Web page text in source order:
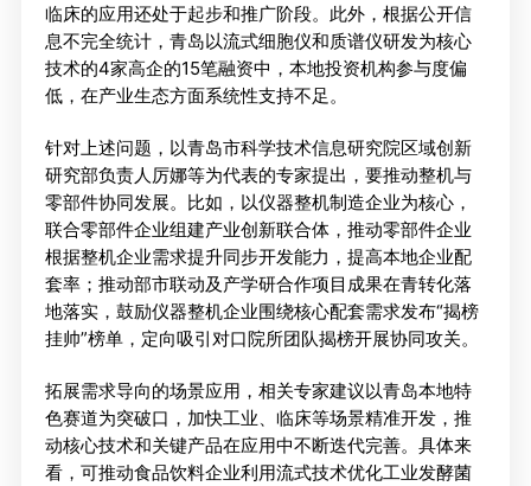
临床的应用还处于起步和推广阶段。此外，根据公开信
息不完全统计，青岛以流式细胞仪和质谱仪研发为核心
技术的4家高企的15笔融资中，本地投资机构参与度偏
低，在产业生态方面系统性支持不足。
针对上述问题，以青岛市科学技术信息研究院区域创新
研究部负责人厉娜等为代表的专家提出，要推动整机与
零部件协同发展。比如，以仪器整机制造企业为核心，
联合零部件企业组建产业创新联合体，推动零部件企业
根据整机企业需求提升同步开发能力，提高本地企业配
套率；推动部市联动及产学研合作项目成果在青转化落
地落实，鼓励仪器整机企业围绕核心配套需求发布“揭榜
挂帅”榜单，定向吸引对口院所团队揭榜开展协同攻关。
拓展需求导向的场景应用，相关专家建议以青岛本地特
色赛道为突破口，加快工业、临床等场景精准开发，推
动核心技术和关键产品在应用中不断迭代完善。具体来
看，可推动食品饮料企业利用流式技术优化工业发酵菌